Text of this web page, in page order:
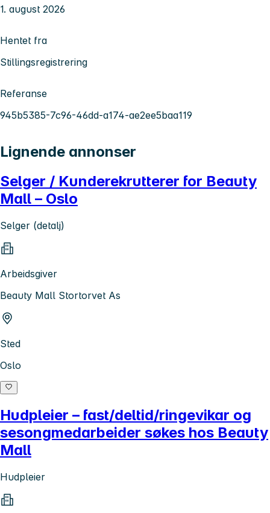
1. august 2026
Hentet fra
Stillingsregistrering
Referanse
945b5385-7c96-46dd-a174-ae2ee5baa119
Lignende annonser
Selger / Kunderekrutterer for Beauty
Mall – Oslo
Selger (detalj)
Arbeidsgiver
Beauty Mall Stortorvet As
Sted
Oslo
Hudpleier – fast/deltid/ringevikar og
sesongmedarbeider søkes hos Beauty
Mall
Hudpleier